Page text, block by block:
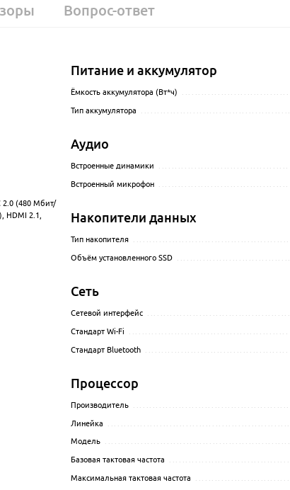
Вопрос-ответ
2.0 (480 Мбит/
HDMI 2.1,
Питание и аккумулятор
Ёмкость аккумулятора (Вт*ч)
Тип аккумулятора
Аудио
Встроенные динамики
Встроенный микрофон
Накопители данных
Тип накопителя
Объём установленного SSD
Сеть
Сетевой интерфейс
Стандарт Wi-Fi
Стандарт Bluetooth
Процессор
Производитель
Линейка
Модель
Базовая тактовая частота
Максимальная тактовая частота